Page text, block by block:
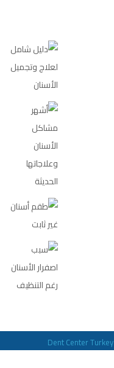
Dent Center Turkey